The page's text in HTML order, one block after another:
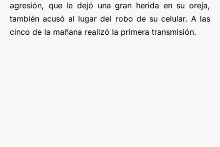
agresión, que le dejó una gran herida en su oreja,
también acusó al lugar del robo de su celular. A las
cinco de la mañana realizó la primera transmisión.